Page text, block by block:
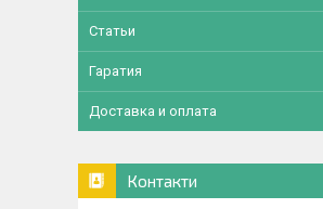
Статьи
Гаратия
Доставка и оплата
Контакти